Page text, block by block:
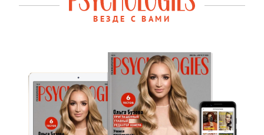
ВЕЗДЕ С ВАМИ